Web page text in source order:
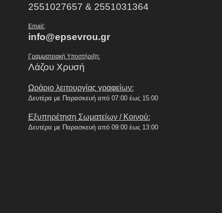
2551027657 & 2551031364
Email:
info@epsevrou.gr
Γραμματειακή Υποστήριξη:
Λάζου Χρυσή
Ωράριο λειτουργίας γραφείων:
Δευτέρα με Παρασκευή από 07:00 έως 15:00
Εξυπηρέτηση Σωματείων / Κοινού:
Δευτέρα με Παρασκευή από 09:00 έως 13:00